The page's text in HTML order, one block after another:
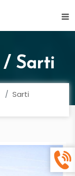
/ Sarti
Sarti